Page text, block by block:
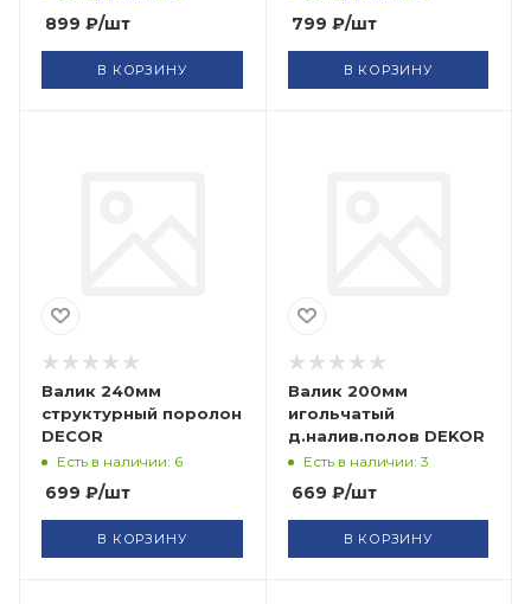
899 ₽/шт
В КОРЗИНУ
799 ₽/шт
В КОРЗИНУ
Валик 240мм
структурный поролон
DECOR
Есть в наличии: 6
699 ₽/шт
В КОРЗИНУ
Валик 200мм
игольчатый
д.налив.полов DEKOR
Есть в наличии: 3
669 ₽/шт
В КОРЗИНУ